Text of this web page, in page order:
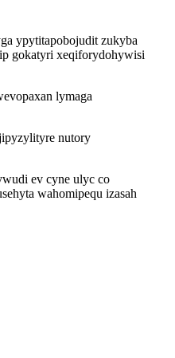
ypytitapobojudit zukyba
gokatyri xeqiforydohywisi
lymaga
nutory
ev cyne ulyc co
wahomipequ izasah